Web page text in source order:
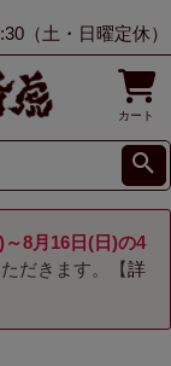
（土・日曜定休）
カート
8月16日(日)の4
だきます。【詳